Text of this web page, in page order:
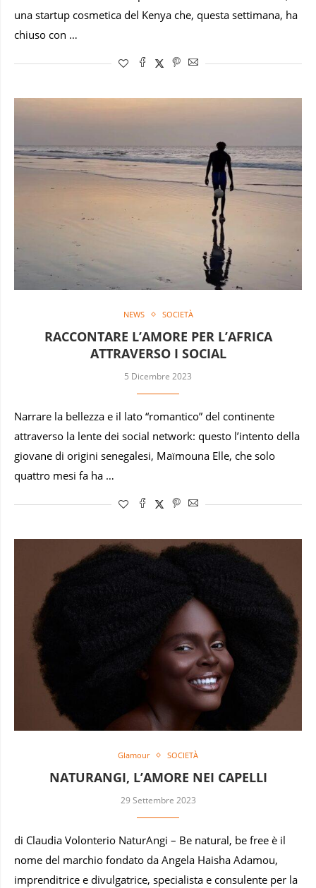
una startup cosmetica del Kenya che, questa settimana, ha
chiuso con …
NEWS SOCIETÀ
RACCONTARE L’AMORE PER L’AFRICA
ATTRAVERSO I SOCIAL
5 Dicembre 2023
Narrare la bellezza e il lato “romantico” del continente
attraverso la lente dei social network: questo l’intento della
giovane di origini senegalesi, Maïmouna Elle, che solo
quattro mesi fa ha …
Glamour SOCIETÀ
NATURANGI, L’AMORE NEI CAPELLI
29 Settembre 2023
di Claudia Volonterio NaturAngi – Be natural, be free è il
nome del marchio fondato da Angela Haisha Adamou,
imprenditrice e divulgatrice, specialista e consulente per la